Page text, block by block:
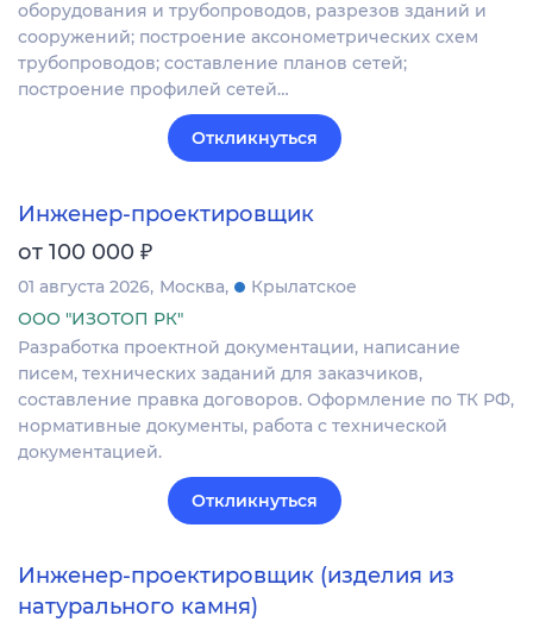
оборудования и трубопроводов, разрезов зданий и
сооружений; построение аксонометрических схем
трубопроводов; составление планов сетей;
построение профилей сетей…
Откликнуться
Инженер-проектировщик
от 100 000 ₽
01 августа 2026 Москва
Крылатское
ООО "ИЗОТОП РК"
Разработка проектной документации, написание
писем, технических заданий для заказчиков,
составление правка договоров. Оформление по ТК РФ,
нормативные документы, работа с технической
документацией.
Откликнуться
Инженер-проектировщик (изделия из
натурального камня)